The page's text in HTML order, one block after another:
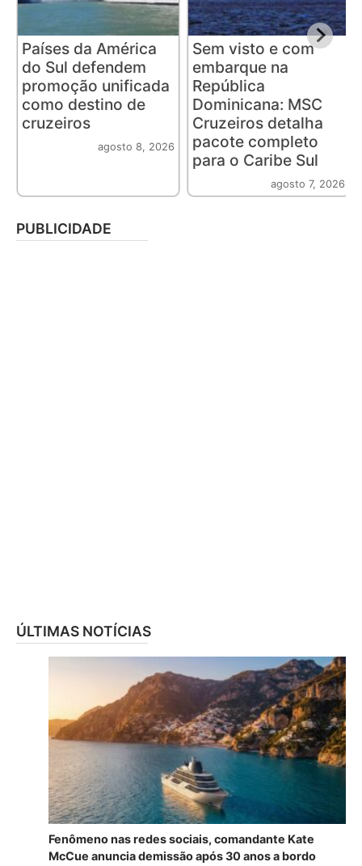
Países da América
do Sul defendem
promoção unificada
como destino de
cruzeiros
agosto 8, 2026
Sem visto e com
embarque na
República
Dominicana: MSC
Cruzeiros detalha
pacote completo
para o Caribe Sul
agosto 7, 2026
PUBLICIDADE
ÚLTIMAS NOTÍCIAS
Fenômeno nas redes sociais, comandante Kate
McCue anuncia demissão após 30 anos a bordo